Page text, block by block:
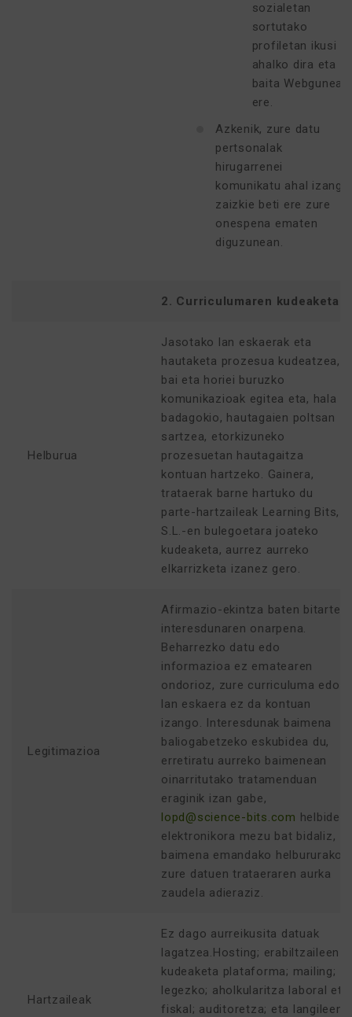
sozialetan
sortutako
profiletan ikusi
ahalko dira eta
baita Webgunean
ere.
Azkenik, zure datu
pertsonalak
hirugarrenei
komunikatu ahal izango
zaizkie beti ere zure
onespena ematen
diguzunean.
2. Curriculumaren kudeaketa
Helburua
Jasotako lan eskaerak eta
hautaketa prozesua kudeatzea,
bai eta horiei buruzko
komunikazioak egitea eta, hala
badagokio, hautagaien poltsan
sartzea, etorkizuneko
prozesuetan hautagaitza
kontuan hartzeko. Gainera,
trataerak barne hartuko du
parte-hartzaileak Learning Bits,
S.L.-en bulegoetara joateko
kudeaketa, aurrez aurreko
elkarrizketa izanez gero.
Legitimazioa
Afirmazio-ekintza baten bitartez,
interesdunaren onarpena.
Beharrezko datu edo
informazioa ez ematearen
ondorioz, zure curriculuma edo
lan eskaera ez da kontuan
izango. Interesdunak baimena
baliogabetzeko eskubidea du,
erretiratu aurreko baimenean
oinarritutako tratamenduan
eraginik izan gabe,
lopd@science-bits.com helbide
elektronikora mezu bat bidaliz,
baimena emandako helbururako
zure datuen trataeraren aurka
zaudela adieraziz.
Hartzaileak
Ez dago aurreikusita datuak
lagatzea.Hosting; erabiltzaileen
kudeaketa plataforma; mailing;
legezko; aholkularitza laboral eta
fiskal; auditoretza; eta langileen